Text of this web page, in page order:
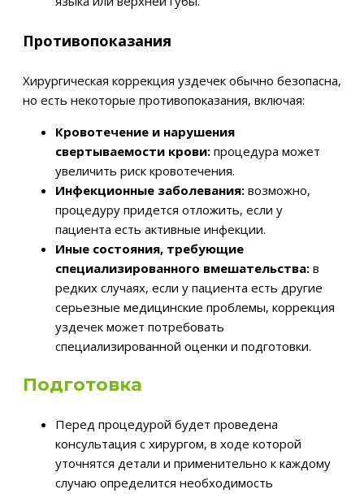
Противопоказания
Хирургическая коррекция уздечек обычно безопасна,
но есть некоторые противопоказания, включая:
Кровотечение и нарушения
свертываемости крови: процедура может
увеличить риск кровотечения.
Инфекционные заболевания: возможно,
процедуру придется отложить, если у
пациента есть активные инфекции.
Иные состояния, требующие
специализированного вмешательства: в
редких случаях, если у пациента есть другие
серьезные медицинские проблемы, коррекция
уздечек может потребовать
специализированной оценки и подготовки.
Подготовка
Перед процедурой будет проведена
консультация с хирургом, в ходе которой
уточнятся детали и применительно к каждому
случаю определится необходимость